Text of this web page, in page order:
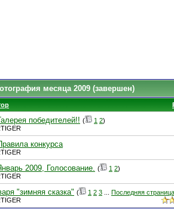
месяца 2009 (завершен)
победителей!! ( 1 2)
конкурса
2009, Голосование. ( 1 2)
"зимняя сказка" ( 1 2 3
Последняя страница